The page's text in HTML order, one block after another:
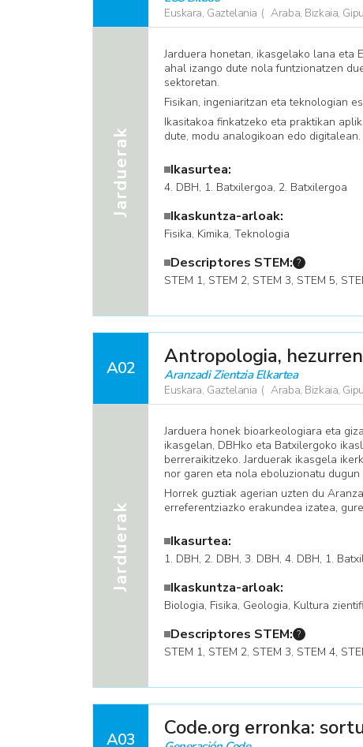
Euskara, Gaztelania Araba, Bizkaia,
Jarduerak
Jarduera honetan, ikasgelako lana eta
ahal izango dute nola funtzionatzen
sektoretan.
Fisikan, ingeniaritzan eta teknologian
Ikasitakoa finkatzeko eta praktikan
dute, modu analogikoan edo
Ikasurtea:
4. DBH, 1. Batxilergoa, 2. Batxilergoa
Ikaskuntza-arloak:
Fisika, Kimika, ​Teknologia
Descriptores STEM: ?
​STEM 1, STEM 2, STEM 3, STEM 5,
A02 Antropologia,
Aranzadi Zientzia Elkartea
Euskara, Gaztelania Araba, Bizkaia,
Jarduerak
Jarduera honek bioarkeologiara eta
ikasgelan, DBHko eta Batxilergoko
berreraikitzeko. Jarduerak ikasgela
nor garen eta nola eboluzionatu
Horrek guztiak agerian uzten du
erreferentziazko erakundea izatea,
Ikasurtea:
1. DBH, ​2. DBH, 3. DBH, 4. DBH, 1.
Ikaskuntza-arloak:
Biologia, Fisika, Geologia, Kultura
Descriptores STEM: ?
​STEM 1, STEM 2, STEM 3, STEM 4,
A03 Code.org erronka: